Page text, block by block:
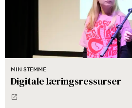
MIN STEMME
Digitale læringsressurser